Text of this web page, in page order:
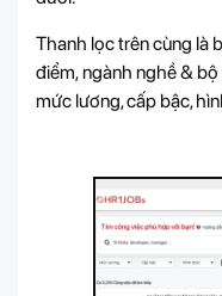
Thanh lọc trên cùng là
điểm, ngành nghề &
mức lương, cấp bậc,